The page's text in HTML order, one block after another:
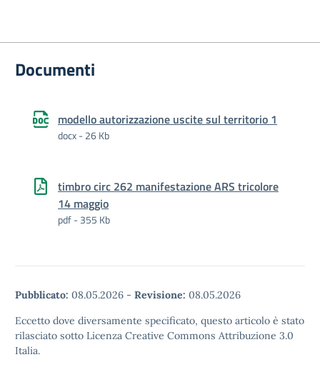
Documenti
modello autorizzazione uscite sul territorio 1
docx - 26 Kb
timbro circ 262 manifestazione ARS tricolore
14 maggio
pdf - 355 Kb
Pubblicato: 08.05.2026 - Revisione: 08.05.2026
Eccetto dove diversamente specificato, questo articolo è stato
rilasciato sotto Licenza Creative Commons Attribuzione 3.0
Italia.